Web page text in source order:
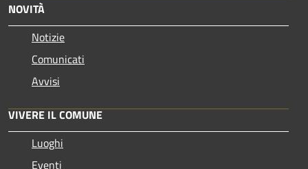
NOVITÀ
Notizie
Comunicati
Avvisi
VIVERE IL COMUNE
Luoghi
Eventi